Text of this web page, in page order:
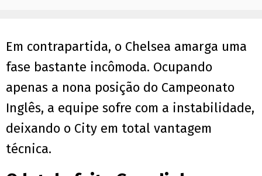
Em contrapartida, o Chelsea amarga uma
fase bastante incômoda. Ocupando
apenas a nona posição do Campeonato
Inglês, a equipe sofre com a instabilidade,
deixando o City em total vantagem
técnica.